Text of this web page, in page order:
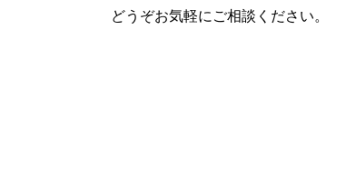
どうぞお気軽にご相談ください。